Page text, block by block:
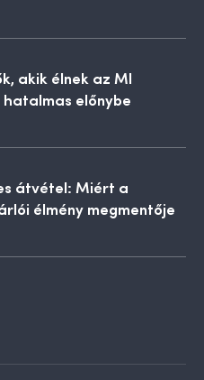
akik élnek az MI
előnybe
átvétel: Miért a
élmény megmentője